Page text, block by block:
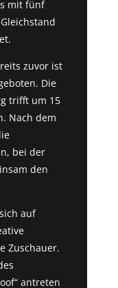
mit fünf
zuvor ist
Die
trifft um 15
Nach dem
bei der
den
auf
Zuschauer.
antreten